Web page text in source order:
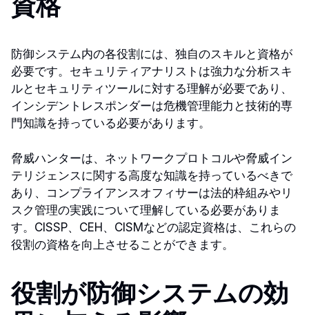
防御システム内の各役割には、独自のスキルと資格が
必要です。セキュリティアナリストは強力な分析スキ
ルとセキュリティツールに対する理解が必要であり、
インシデントレスポンダーは危機管理能力と技術的専
門知識を持っている必要があります。
脅威ハンターは、ネットワークプロトコルや脅威イン
テリジェンスに関する高度な知識を持っているべきで
あり、コンプライアンスオフィサーは法的枠組みやリ
スク管理の実践について理解している必要がありま
す。CISSP、CEH、CISMなどの認定資格は、これらの
役割の資格を向上させることができます。
役割が防御システムの効